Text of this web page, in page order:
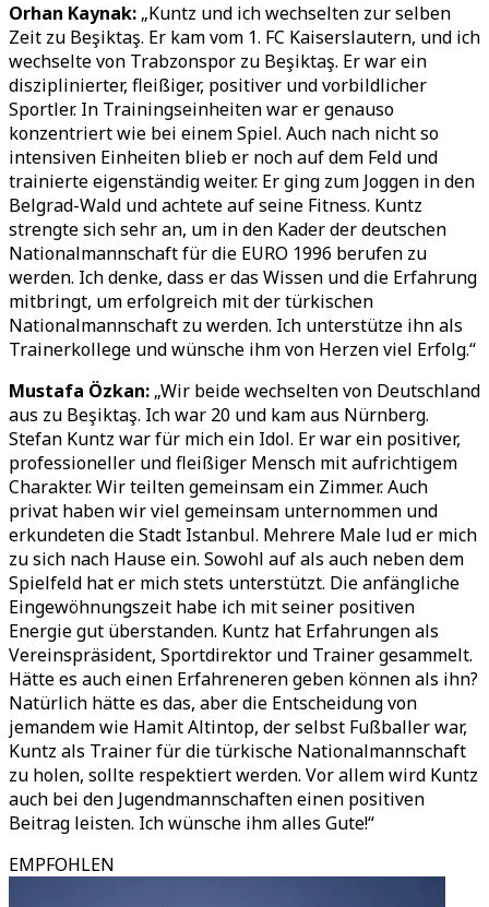
Orhan Kaynak: „Kuntz und ich wechselten zur selben
Zeit zu Beşiktaş. Er kam vom 1. FC Kaiserslautern, und ich
wechselte von Trabzonspor zu Beşiktaş. Er war ein
disziplinierter, fleißiger, positiver und vorbildlicher
Sportler. In Trainingseinheiten war er genauso
konzentriert wie bei einem Spiel. Auch nach nicht so
intensiven Einheiten blieb er noch auf dem Feld und
trainierte eigenständig weiter. Er ging zum Joggen in den
Belgrad-Wald und achtete auf seine Fitness. Kuntz
strengte sich sehr an, um in den Kader der deutschen
Nationalmannschaft für die EURO 1996 berufen zu
werden. Ich denke, dass er das Wissen und die Erfahrung
mitbringt, um erfolgreich mit der türkischen
Nationalmannschaft zu werden. Ich unterstütze ihn als
Trainerkollege und wünsche ihm von Herzen viel Erfolg.“
Mustafa Özkan: „Wir beide wechselten von Deutschland
aus zu Beşiktaş. Ich war 20 und kam aus Nürnberg.
Stefan Kuntz war für mich ein Idol. Er war ein positiver,
professioneller und fleißiger Mensch mit aufrichtigem
Charakter. Wir teilten gemeinsam ein Zimmer. Auch
privat haben wir viel gemeinsam unternommen und
erkundeten die Stadt Istanbul. Mehrere Male lud er mich
zu sich nach Hause ein. Sowohl auf als auch neben dem
Spielfeld hat er mich stets unterstützt. Die anfängliche
Eingewöhnungszeit habe ich mit seiner positiven
Energie gut überstanden. Kuntz hat Erfahrungen als
Vereinspräsident, Sportdirektor und Trainer gesammelt.
Hätte es auch einen Erfahreneren geben können als ihn?
Natürlich hätte es das, aber die Entscheidung von
jemandem wie Hamit Altintop, der selbst Fußballer war,
Kuntz als Trainer für die türkische Nationalmannschaft
zu holen, sollte respektiert werden. Vor allem wird Kuntz
auch bei den Jugendmannschaften einen positiven
Beitrag leisten. Ich wünsche ihm alles Gute!“
EMPFOHLEN